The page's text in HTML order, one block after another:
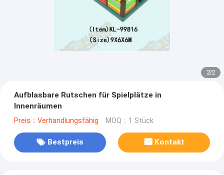
2/2
Aufblasbare Rutschen für Spielplätze in
Innenräumen
Preis：Verhandlungsfähig MOQ：1 Stück
Bestpreis Kontakt